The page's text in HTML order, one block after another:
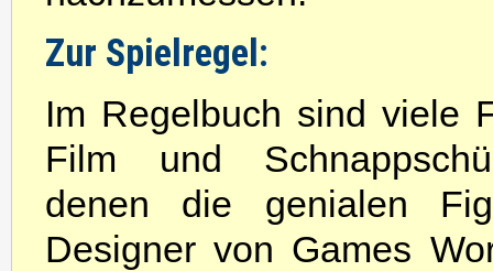
Zur Spielregel:
Im Regelbuch sind viele
Film und
denen die genialen
Designer von Games